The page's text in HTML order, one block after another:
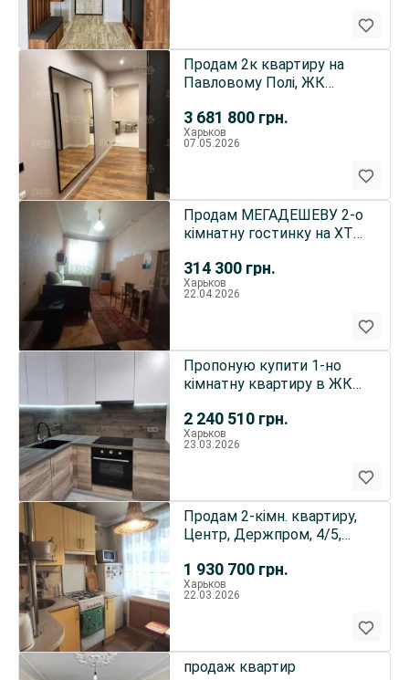
3 681 800 грн.
Продам 2к квартиру на
Павловому Полі, ЖК
Харьков
07.05.2026
314 300 грн.
Продам МЕГАДЕШЕВУ 2-о
кімнатну гостинку на ХТЗ
Харьков
22.04.2026
2 240 510 грн.
Пропоную купити 1-но
кімнатну квартиру в ЖК
Харьков
23.03.2026
1 930 700 грн.
Продам 2-кімн. квартиру,
Центр, Держпром, 4/5,
Харьков
22.03.2026
продаж квартир